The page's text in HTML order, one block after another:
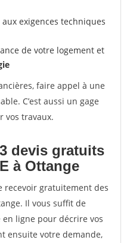
exigences techniques
de votre logement et
faire appel à une
C’est aussi un gage
vos travaux.
devis gratuits
à Ottange
recevoir gratuitement des
Il vous suffit de
ligne pour décrire vos
ensuite votre demande,